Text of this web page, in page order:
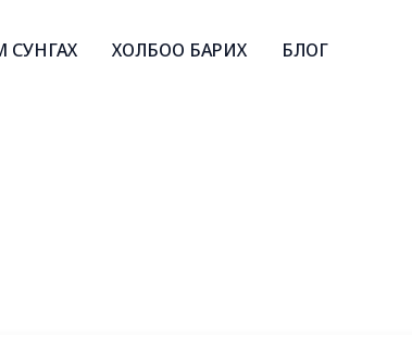
СУНГАХ ХОЛБОО БАРИХ БЛОГ